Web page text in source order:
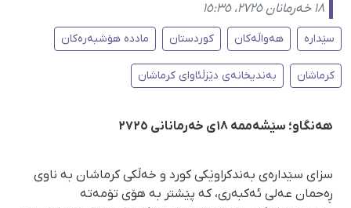
١٨ خەرمانان ٢٧٢٥، ١٥:٣٥
سێدارە هەواڵەکان کوردستان ماددە هۆشبەرەکان
کرماشان بەندیخانەی دێزڵئاوای کرماشان
هەنگاو؛ سێشەممە ١٨ی خەرمانانی ٢٧٢٥
سزای سێدارەی بەندکراوێکی کورد و خەڵکی کرماشان بە ناوی
ڕەحمان عەلی ئەکبەری، کە پێشتر بە هۆی تۆمەتە